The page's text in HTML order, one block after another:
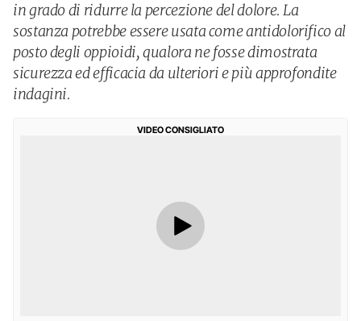
in grado di ridurre la percezione del dolore. La
sostanza potrebbe essere usata come antidolorifico al
posto degli oppioidi, qualora ne fosse dimostrata
sicurezza ed efficacia da ulteriori e più approfondite
indagini.
VIDEO CONSIGLIATO